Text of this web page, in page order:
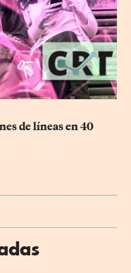
de líneas en 40